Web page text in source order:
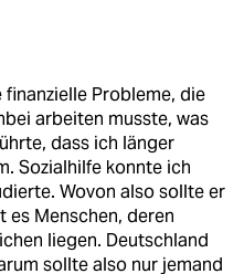
Probleme, die
arbeiten musste, was
dass ich länger
Sozialhilfe konnte ich
Wovon also sollte er
es Menschen, deren
liegen. Deutschland
sollte also nur jemand